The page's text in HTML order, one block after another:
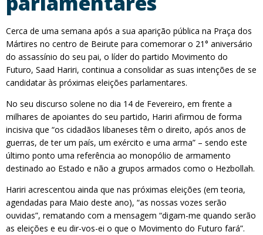
Cerca de uma semana após a sua aparição pública na Praça dos
Mártires no centro de Beirute para comemorar o 21° aniversário
do assassínio do seu pai, o líder do partido Movimento do
Futuro, Saad Hariri, continua a consolidar as suas intenções de se
candidatar às próximas eleições parlamentares.
No seu discurso solene no dia 14 de Fevereiro, em frente a
milhares de apoiantes do seu partido, Hariri afirmou de forma
incisiva que “os cidadãos libaneses têm o direito, após anos de
guerras, de ter um país, um exército e uma arma” – sendo este
último ponto uma referência ao monopólio de armamento
destinado ao Estado e não a grupos armados como o Hezbollah.
Hariri acrescentou ainda que nas próximas eleições (em teoria,
agendadas para Maio deste ano), “as nossas vozes serão
ouvidas”, rematando com a mensagem “digam-me quando serão
as eleições e eu dir-vos-ei o que o Movimento do Futuro fará”.